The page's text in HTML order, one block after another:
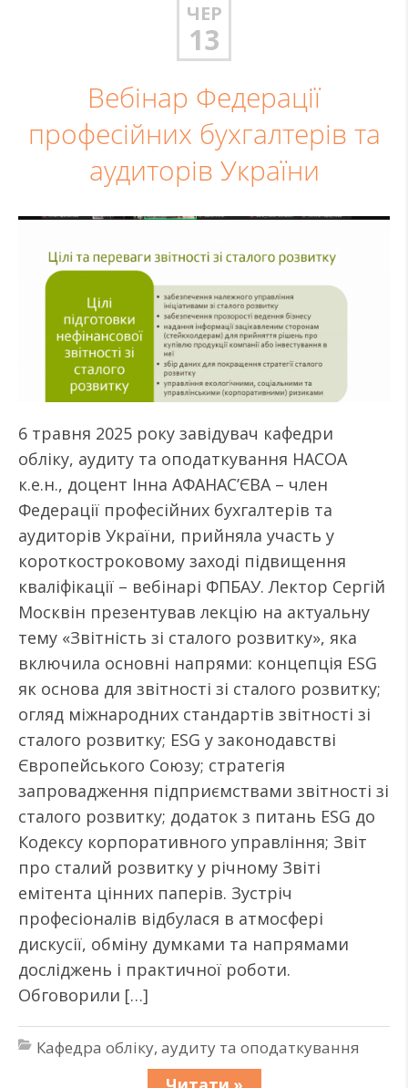
ЧЕР
13
Вебінар Федерації
професійних бухгалтерів та
аудиторів України
6 травня 2025 року завідувач кафедри
обліку, аудиту та оподаткування НАСОА
к.е.н., доцент Інна АФАНАС’ЄВА – член
Федерації професійних бухгалтерів та
аудиторів України, прийняла участь у
короткостроковому заході підвищення
кваліфікації – вебінарі ФПБАУ. Лектор Сергій
Москвін презентував лекцію на актуальну
тему «Звітність зі сталого розвитку», яка
включила основні напрями: концепція ESG
як основа для звітності зі сталого розвитку;
огляд міжнародних стандартів звітності зі
сталого розвитку; ESG у законодавстві
Європейського Союзу; стратегія
запровадження підприємствами звітності зі
сталого розвитку; додаток з питань ESG до
Кодексу корпоративного управління; Звіт
про сталий розвитку у річному Звіті
емітента цінних паперів. Зустріч
професіоналів відбулася в атмосфері
дискусії, обміну думками та напрямами
досліджень і практичної роботи.
Обговорили […]
Кафедра обліку, аудиту та оподаткування